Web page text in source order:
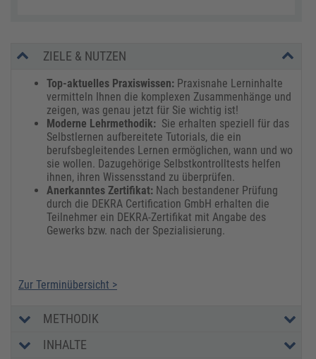
ZIELE & NUTZEN
Top-aktuelles Praxiswissen: Praxisnahe Lerninhalte
vermitteln Ihnen die komplexen Zusammenhänge und
zeigen, was genau jetzt für Sie wichtig ist!
Moderne Lehrmethodik: Sie erhalten speziell für das
Selbstlernen aufbereitete Tutorials, die ein
berufsbegleitendes Lernen ermöglichen, wann und wo
sie wollen. Dazugehörige Selbstkontrolltests helfen
ihnen, ihren Wissensstand zu überprüfen.
Anerkanntes Zertifikat: Nach bestandener Prüfung
durch die DEKRA Certification GmbH erhalten die
Teilnehmer ein DEKRA-Zertifikat mit Angabe des
Gewerks bzw. nach der Spezialisierung.
Zur Terminübersicht >
METHODIK
INHALTE